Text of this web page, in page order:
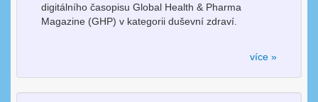
digitálního časopisu Global Health & Pharma
Magazine (GHP) v kategorii duševní zdraví.
více »